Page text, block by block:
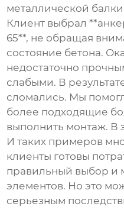
металлической
Клиент выбрал
65**, не обращая
состояние бетона.
недостаточно
слабыми. В
сломались. Мы
более подходящие
выполнить монтаж. В
И таких примеров
клиенты готовы
правильный выбор и
элементов. Но это
серьезным